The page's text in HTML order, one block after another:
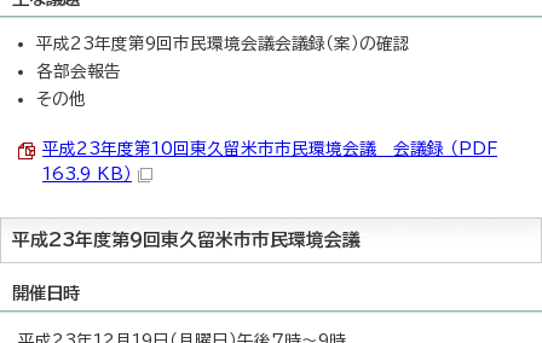
平成23年度第9回市民環境会議会議録（案）の確認
各部会報告
その他
平成23年度第10回東久留米市市民環境会議 会議録 （PDF
163.9 KB）
平成23年度第9回東久留米市市民環境会議
開催日時